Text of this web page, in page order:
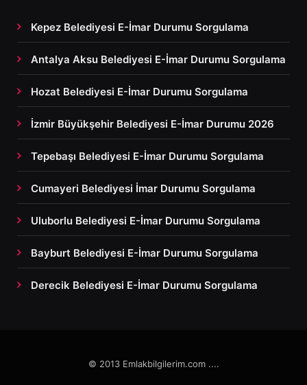
Kepez Belediyesi E-İmar Durumu Sorgulama
Antalya Aksu Belediyesi E-İmar Durumu Sorgulama
Hozat Belediyesi E-İmar Durumu Sorgulama
İzmir Büyükşehir Belediyesi E-İmar Durumu 2026
Tepebaşı Belediyesi E-İmar Durumu Sorgulama
Cumayeri Belediyesi İmar Durumu Sorgulama
Uluborlu Belediyesi E-İmar Durumu Sorgulama
Bayburt Belediyesi E-İmar Durumu Sorgulama
Derecik Belediyesi E-İmar Durumu Sorgulama
© 2013 Emlakbilgilerim.com ....